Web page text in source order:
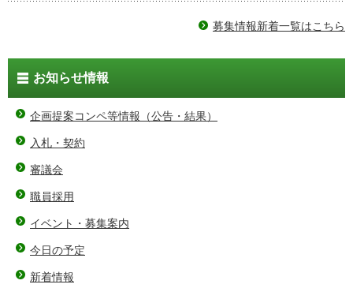
募集情報新着一覧はこちら
お知らせ情報
企画提案コンペ等情報（公告・結果）
入札・契約
審議会
職員採用
イベント・募集案内
今日の予定
新着情報